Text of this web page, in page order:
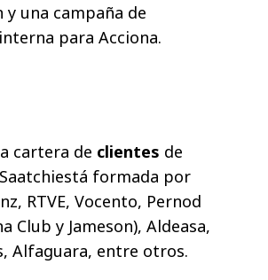
una campaña de
para Acciona.
cartera de clientes de
formada por
RTVE, Vocento, Pernod
Club y Jameson), Aldeasa,
Alfaguara, entre otros.